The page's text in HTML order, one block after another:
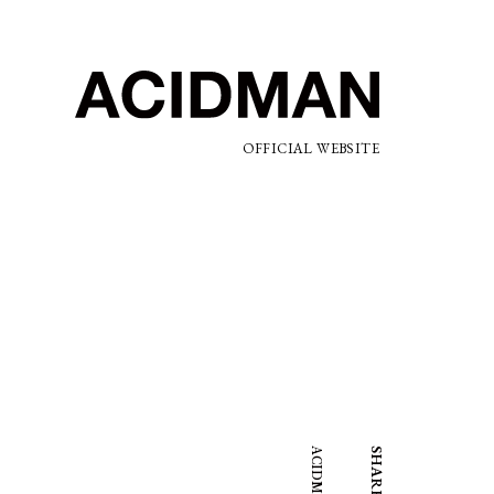
OFFICIAL WEBSITE
SHARE